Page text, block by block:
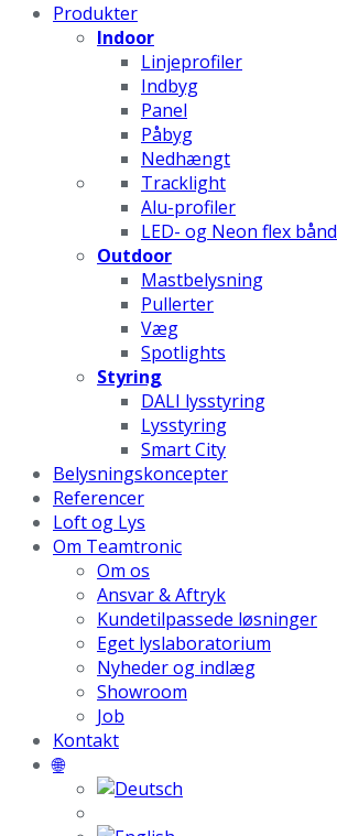
Produkter
Indoor
Linjeprofiler
Indbyg
Panel
Påbyg
Nedhængt
Tracklight
Alu-profiler
LED- og Neon flex bånd
Outdoor
Mastbelysning
Pullerter
Væg
Spotlights
Styring
DALI lysstyring
Lysstyring
Smart City
Belysningskoncepter
Referencer
Loft og Lys
Om Teamtronic
Om os
Ansvar & Aftryk
Kundetilpassede løsninger
Eget lyslaboratorium
Nyheder og indlæg
Showroom
Job
Kontakt
🌐